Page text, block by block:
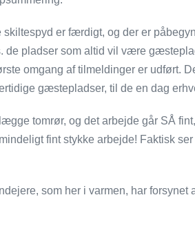
skiltespyd er færdigt, og der er
pladser som altid vil være
omgang af tilmeldinger er udført.
gæstepladser, til de en dag
tomrør, og det arbejde går SÅ
fint stykke arbejde! Faktisk
som her i varmen, har